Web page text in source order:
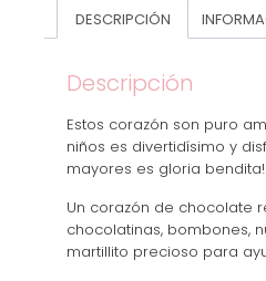
DESCRIPCIÓN
Descripción
Estos corazón son puro
niños es divertidísimo y
mayores es gloria bendita!
Un corazón de chocolate
chocolatinas, bombones,
martillito precioso para